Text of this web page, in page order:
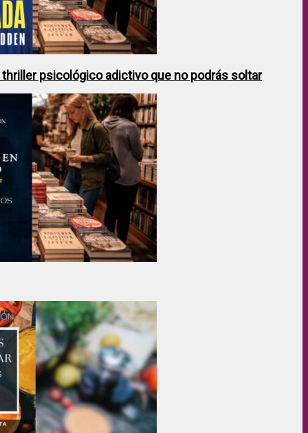
thriller psicológico adictivo que no podrás soltar